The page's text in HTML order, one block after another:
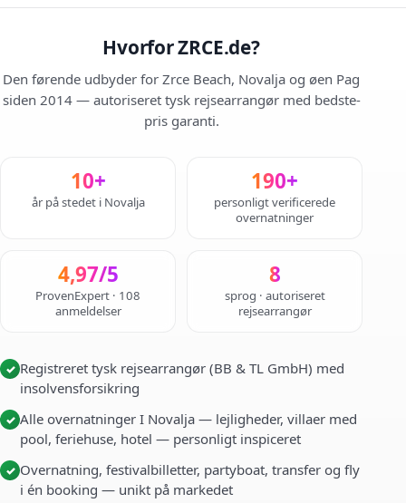
Hvorfor ZRCE.de?
Den førende udbyder for Zrce Beach, Novalja og øen Pag
siden 2014 — autoriseret tysk rejsearrangør med bedste-
pris garanti.
10+
år på stedet i Novalja
190+
personligt verificerede
overnatninger
4,97/5
ProvenExpert · 108
anmeldelser
8
sprog · autoriseret
rejsearrangør
✓ Registreret tysk rejsearrangør (BB & TL GmbH) med
insolvensforsikring
✓ Alle overnatninger I Novalja — lejligheder, villaer med
pool, feriehuse, hotel — personligt inspiceret
✓ Overnatning, festivalbilletter, partyboat, transfer og fly
i én booking — unikt på markedet